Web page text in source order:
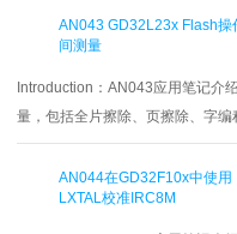
AN043 GD32L23x Flash操
间测量
Introduction： AN043应用笔记介
量，包括全片擦除、页擦除、字编
AN044在GD32F10x中使用
LXTAL校准IRC8M